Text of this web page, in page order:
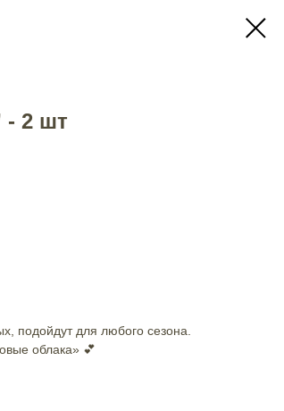
- 2 шт
подойдут для любого сезона.
облака» 💕